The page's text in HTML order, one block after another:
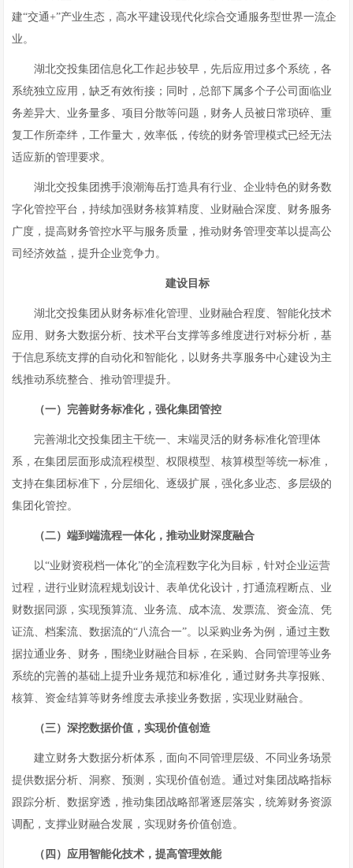
建“交通+”产业生态，高水平建设现代化综合交通服务型世界一流企
业。
湖北交投集团信息化工作起步较早，先后应用过多个系统，各
系统独立应用，缺乏有效衔接；同时，总部下属多个子公司面临业
务差异大、业务量多、项目分散等问题，财务人员被日常琐碎、重
复工作所牵绊，工作量大，效率低，传统的财务管理模式已经无法
适应新的管理要求。
湖北交投集团携手浪潮海岳打造具有行业、企业特色的财务数
字化管控平台，持续加强财务核算精度、业财融合深度、财务服务
广度，提高财务管控水平与服务质量，推动财务管理变革以提高公
司经济效益，提升企业竞争力。
建设目标
湖北交投集团从财务标准化管理、业财融合程度、智能化技术
应用、财务大数据分析、技术平台支撑等多维度进行对标分析，基
于信息系统支撑的自动化和智能化，以财务共享服务中心建设为主
线推动系统整合、推动管理提升。
（一）完善财务标准化，强化集团管控
完善湖北交投集团主干统一、末端灵活的财务标准化管理体
系，在集团层面形成流程模型、权限模型、核算模型等统一标准，
支持在集团标准下，分层细化、逐级扩展，强化多业态、多层级的
集团化管控。
（二）端到端流程一体化，推动业财深度融合
以“业财资税档一体化”的全流程数字化为目标，针对企业运营
过程，进行业财流程规划设计、表单优化设计，打通流程断点、业
财数据同源，实现预算流、业务流、成本流、发票流、资金流、凭
证流、档案流、数据流的“八流合一”。以采购业务为例，通过主数
据拉通业务、财务，围绕业财融合目标，在采购、合同管理等业务
系统的完善的基础上提升业务规范和标准化，通过财务共享报账、
核算、资金结算等财务维度去承接业务数据，实现业财融合。
（三）深挖数据价值，实现价值创造
建立财务大数据分析体系，面向不同管理层级、不同业务场景
提供数据分析、洞察、预测，实现价值创造。通过对集团战略指标
跟踪分析、数据穿透，推动集团战略部署逐层落实，统筹财务资源
调配，支撑业财融合发展，实现财务价值创造。
（四）应用智能化技术，提高管理效能